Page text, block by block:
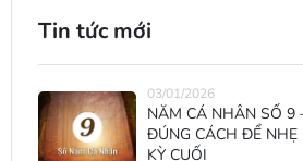
Tin tức mới
03/01/2026
NĂM CÁ NHÂN SỐ 9
ĐÚNG CÁCH ĐỂ
KỲ CUỐI